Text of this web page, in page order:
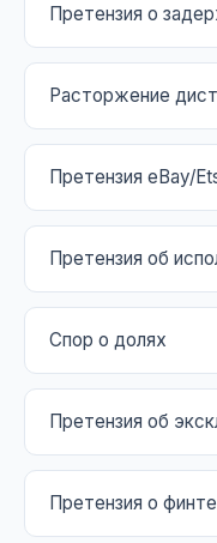
Претензия о
Расторжение
Претензия eBay/
Претензия об
Спор о долях
Претензия об
Претензия о